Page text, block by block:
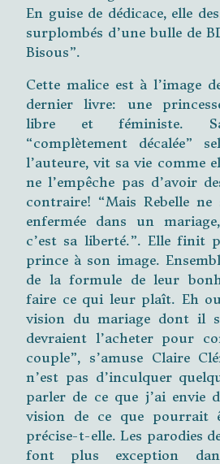
En guise de dédicace, elle
surplombés d’une bulle de
Bisous”.
Cette malice est à l’image
dernier livre: une
libre et féministe. Sa
“complètement décalée”
l’auteure, vit sa vie comme
ne l’empêche pas d’avoir
contraire! “Mais Rebelle
enfermée dans un
c’est sa liberté.”. Elle finit
prince à son image.
de la formule de leur
faire ce qui leur plaît. Eh
vision du mariage dont il
devraient l’acheter pour
couple”, s’amuse Claire
n’est pas d’inculquer
parler de ce que j’ai envie
vision de ce que pourrait
précise-t-elle. Les parodies
font plus exception